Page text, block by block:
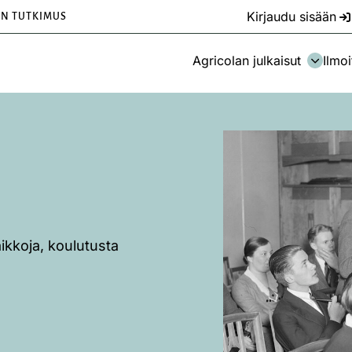
TUTKIMUS Kirjaudu sisään
Agricolan julkaisut
koulutusta